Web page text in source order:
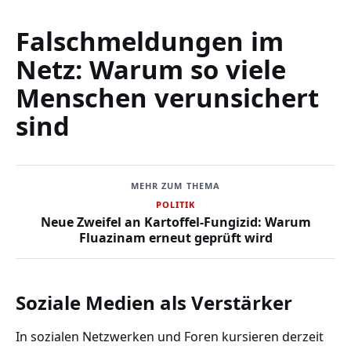
Falschmeldungen im
Netz: Warum so viele
Menschen verunsichert
sind
MEHR ZUM THEMA
POLITIK
Neue Zweifel an Kartoffel-Fungizid: Warum
Fluazinam erneut geprüft wird
Soziale Medien als Verstärker
In sozialen Netzwerken und Foren kursieren derzeit